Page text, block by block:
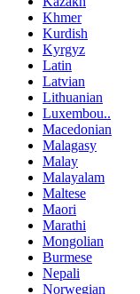
Khmer
Kurdish
Kyrgyz
Latin
Latvian
Lithuanian
Luxembou..
Macedonian
Malagasy
Malay
Malayalam
Maltese
Maori
Marathi
Mongolian
Burmese
Nepali
Norwegian